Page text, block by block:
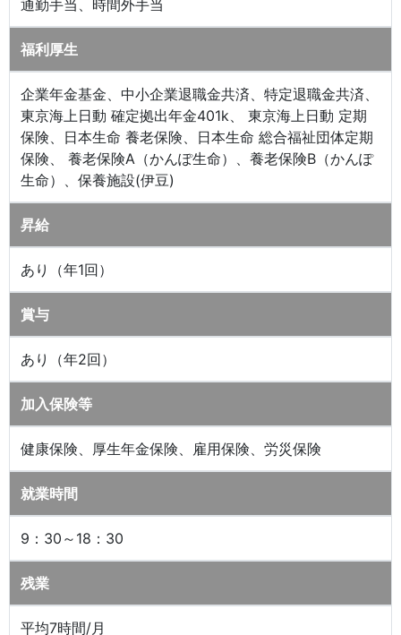
通勤手当、時間外手当
福利厚生
企業年金基金、中小企業退職金共済、特定退職金共済、
東京海上日動 確定拠出年金401k、 東京海上日動 定期
保険、日本生命 養老保険、日本生命 総合福祉団体定期
保険、 養老保険A（かんぽ生命）、養老保険B（かんぽ
生命）、保養施設(伊豆)
昇給
あり（年1回）
賞与
あり（年2回）
加入保険等
健康保険、厚生年金保険、雇用保険、労災保険
就業時間
9：30～18：30
残業
平均7時間/月